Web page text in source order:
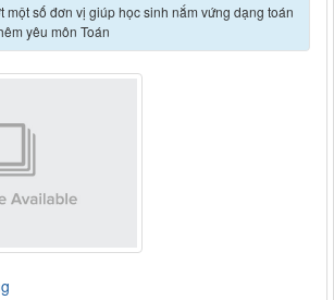
một số đơn vị giúp học sinh nắm vứng dạng toán
yêu môn Toán